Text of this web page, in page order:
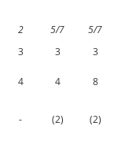
2 5/7 5/7
3 3
3
4 4 8
- (2) (2)